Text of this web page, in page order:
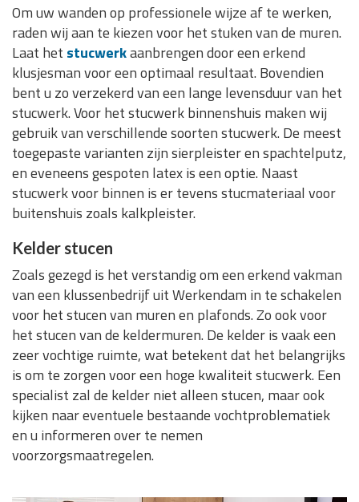
Om uw wanden op professionele wijze af te werken,
raden wij aan te kiezen voor het stuken van de muren.
Laat het stucwerkaanbrengen door een erkend
klusjesman voor een optimaal resultaat. Bovendien
bent u zo verzekerd van een lange levensduur van het
stucwerk. Voor het stucwerk binnenshuis maken wij
gebruik van verschillende soorten stucwerk. De meest
toegepaste varianten zijn sierpleister en spachtelputz,
en eveneens gespoten latex is een optie. Naast
stucwerk voor binnen is er tevens stucmateriaal voor
buitenshuis zoals kalkpleister.
Kelder stucen
Zoals gezegd is het verstandig om een erkend vakman
van een klussenbedrijf uit Werkendam in te schakelen
voor het stucen van muren en plafonds. Zo ook voor
het stucen van de keldermuren. De kelder is vaak een
zeer vochtige ruimte, wat betekent dat het belangrijks
is om te zorgen voor een hoge kwaliteit stucwerk. Een
specialist zal de kelder niet alleen stucen, maar ook
kijken naar eventuele bestaande vochtproblematiek
en u informeren over te nemen
voorzorgsmaatregelen.